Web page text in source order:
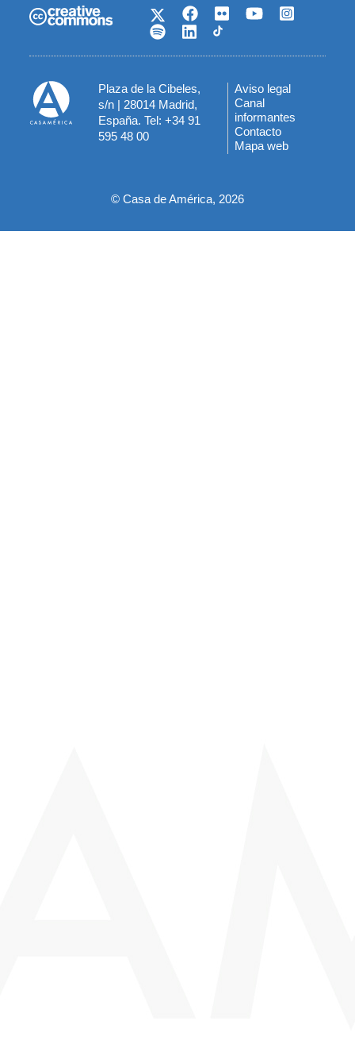
Plaza de la Cibeles,
s/n | 28014 Madrid,
España. Tel: +34 91
595 48 00
Menú
del
pie
Aviso legal
Canal
informantes
Contacto
Mapa web
© Casa de América, 2026